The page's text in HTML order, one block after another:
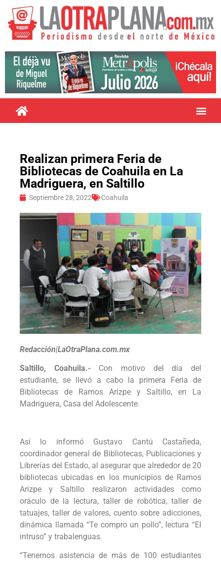
Realizan primera Feria de
Bibliotecas de Coahuila en La
Madriguera, en Saltillo
Septiembre 28, 2022 Coahuila
Redacción|LaOtraPlana.com.mx
Saltillo, Coahuila.-Con motivo del día del
estudiante, se llevó a cabo la primera Feria de
Bibliotecas de Ramos Arizpe y Saltillo, en La
Madriguera, Casa del Adolescente.
Así lo informó Gustavo Cantú Castañeda,
coordinador general de Bibliotecas, Publicaciones y
Librerías del Estado, al asegurar que alrededor de 20
bibliotecas ubicadas en los municipios de Ramos
Arizpe y Saltillo realizaron actividades como
oráculo de la lectura, taller de robótica, taller de
tatuajes, taller de valores, cuento sobre adicciones,
dinámica llamada “Te compro un pollo”, lectura “El
intruso” y trabalenguas.
“Tenemos asistencia de más de 100 estudiantes